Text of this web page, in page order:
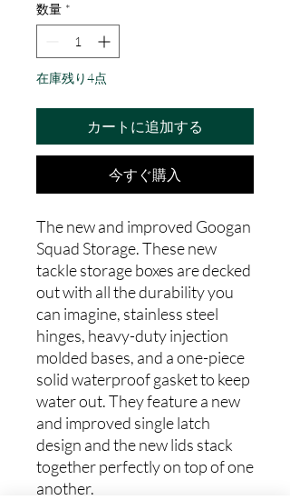
格
数量 *
在庫残り4点
カートに追加する
今すぐ購入
The new and improved Googan
Squad Storage. These new
tackle storage boxes are decked
out with all the durability you
can imagine, stainless steel
hinges, heavy-duty injection
molded bases, and a one-piece
solid waterproof gasket to keep
water out. They feature a new
and improved single latch
design and the new lids stack
together perfectly on top of one
another.